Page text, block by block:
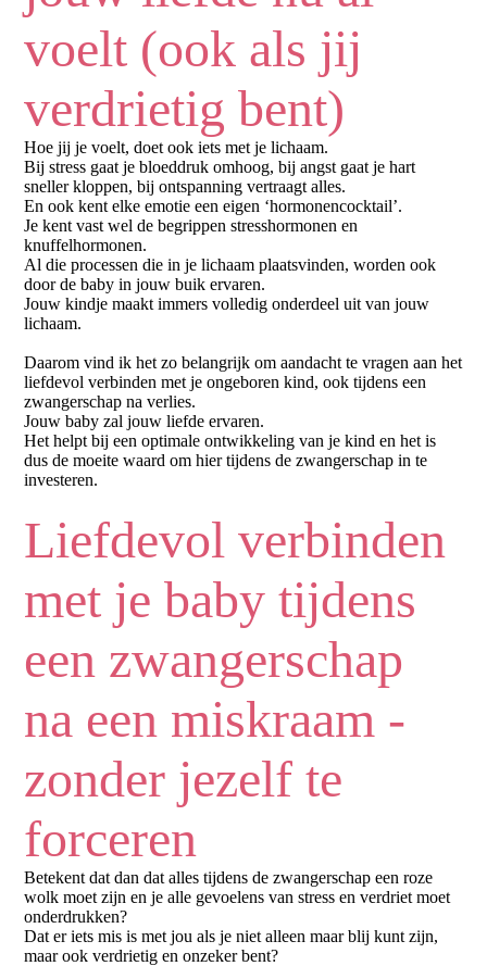
voelt (ook als jij
verdrietig bent)
Hoe jij je voelt, doet ook iets met je lichaam.
Bij stress gaat je bloeddruk omhoog, bij angst gaat je hart
sneller kloppen, bij ontspanning vertraagt alles.
En ook kent elke emotie een eigen ‘hormonencocktail’.
Je kent vast wel de begrippen stresshormonen en
knuffelhormonen.
Al die processen die in je lichaam plaatsvinden, worden ook
door de baby in jouw buik ervaren.
Jouw kindje maakt immers volledig onderdeel uit van jouw
lichaam.
Daarom vind ik het zo belangrijk om aandacht te vragen aan het
liefdevol verbinden met je ongeboren kind, ook tijdens een
zwangerschap na verlies.
Jouw baby zal jouw liefde ervaren.
Het helpt bij een optimale ontwikkeling van je kind en het is
dus de moeite waard om hier tijdens de zwangerschap in te
investeren.
Liefdevol verbinden
met je baby tijdens
een zwangerschap
na een miskraam -
zonder jezelf te
forceren
Betekent dat dan dat alles tijdens de zwangerschap een roze
wolk moet zijn en je alle gevoelens van stress en verdriet moet
onderdrukken?
Dat er iets mis is met jou als je niet alleen maar blij kunt zijn,
maar ook verdrietig en onzeker bent?